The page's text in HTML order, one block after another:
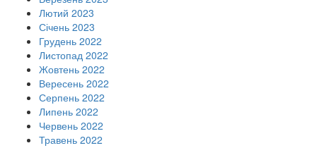
Лютий 2023
Січень 2023
Грудень 2022
Листопад 2022
Жовтень 2022
Вересень 2022
Серпень 2022
Липень 2022
Червень 2022
Травень 2022